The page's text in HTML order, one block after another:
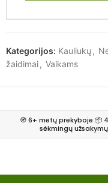
Kategorijos: Kauliukų ,
žaidimai, Vaikams
🧭 6+ metų prekyboje 📦
sėkmingų